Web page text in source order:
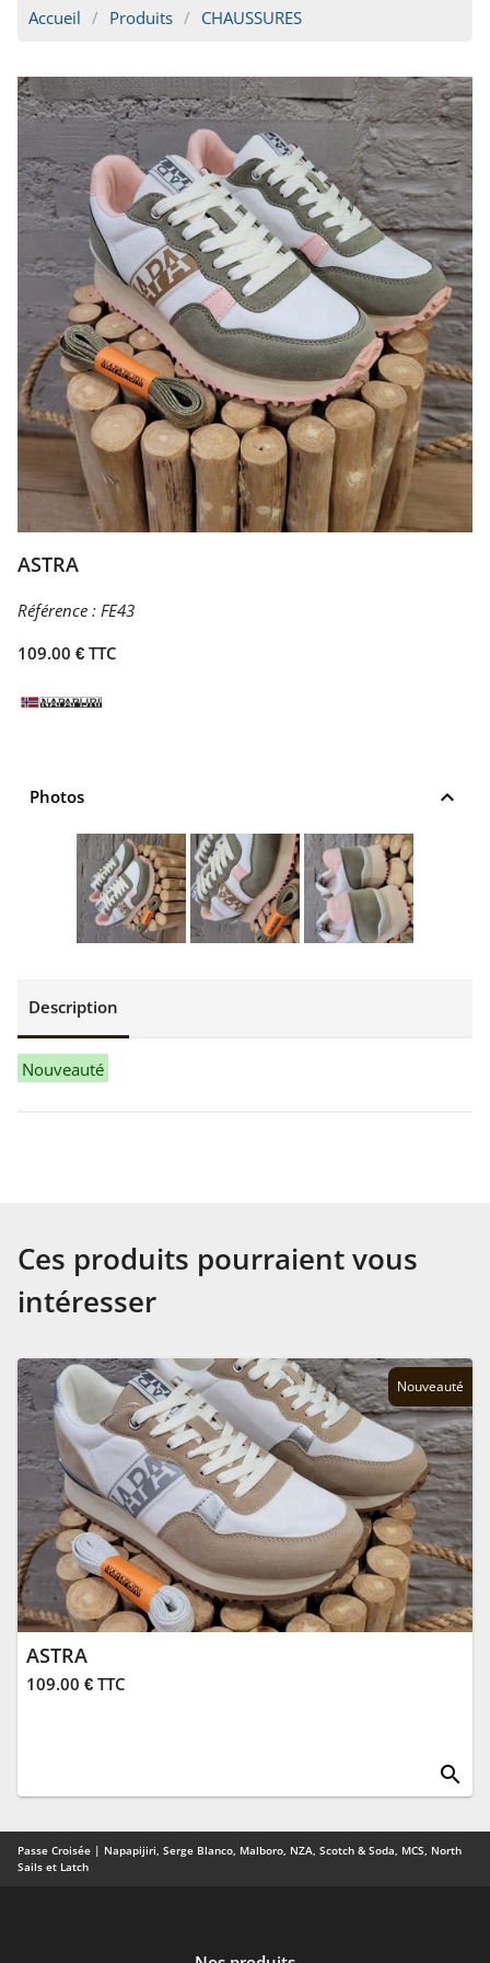
Accueil Produits CHAUSSURES
ASTRA
Référence : FE43
109.00 € TTC
Photos keyboard_arrow_up
Description
Nouveauté
Ces produits pourraient vous
intéresser
Nouveauté
ASTRA
109.00 € TTC
search
Passe Croisée | Napapijiri, Serge Blanco, Malboro, NZA, Scotch & Soda, MCS, North
Sails et Latch